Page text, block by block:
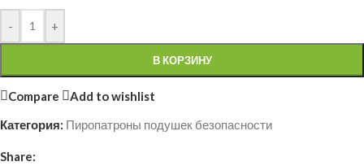
- +
В КОРЗИНУ
Compare
Add to wishlist
Категория: Пиропатроны подушек безопасности
Share: